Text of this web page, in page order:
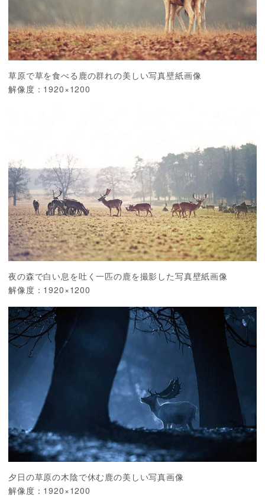
草原で草を食べる鹿の群れの美しい写真壁紙画像
解像度：1920×1200
夜の森で白い息を吐く一匹の鹿を撮影した写真壁紙画像
解像度：1920×1200
夕日の草原の木陰で休む鹿の美しい写真画像
解像度：1920×1200